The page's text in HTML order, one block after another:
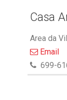
Casa
Area da
Email
699-